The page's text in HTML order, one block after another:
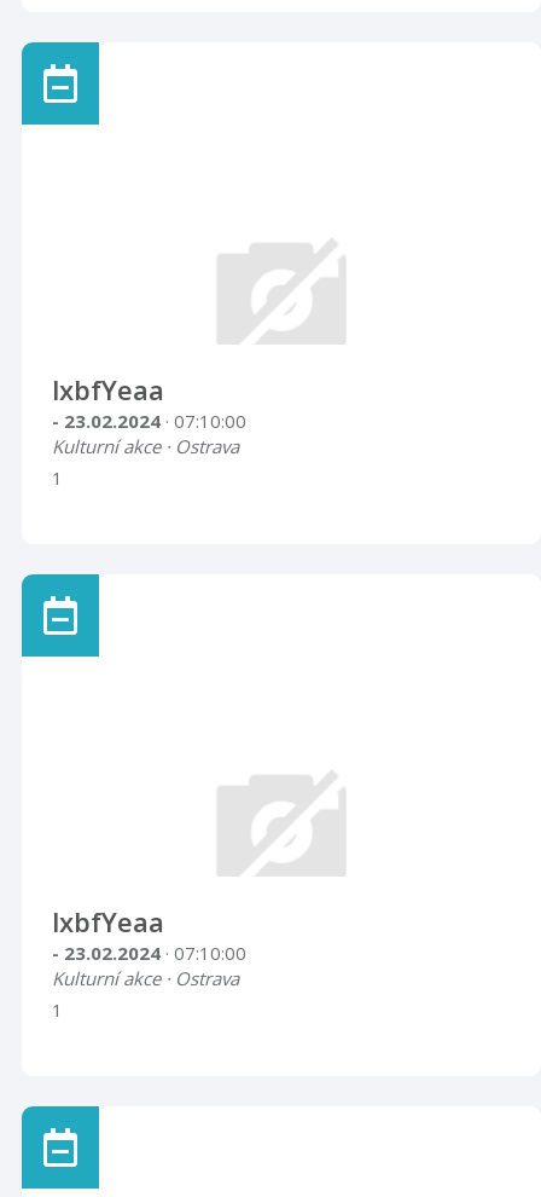
lxbfYeaa
- 23.02.2024 · 07:10:00
Kulturní akce · Ostrava
1
lxbfYeaa
- 23.02.2024 · 07:10:00
Kulturní akce · Ostrava
1